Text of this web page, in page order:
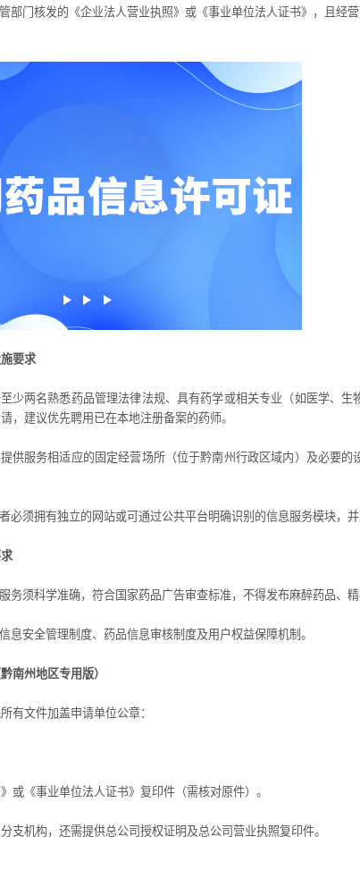
门核发的《企业法人营业执照》或《事业单位法人证书》，且经营
要求
两名熟悉药品管理法律法规、具有药学或相关专业（如医学、生
，建议优先聘用已在本地注册备案的药师。
服务相适应的固定经营场所（位于黔南州行政区域内）及必要的
须拥有独立的网站或可通过公共平台明确识别的信息服务模块，并
须科学准确，符合国家药品广告审查标准，不得发布麻醉药品、精
安全管理制度、药品信息审核制度及用户权益保障机制。
州地区专用版）
文件加盖申请单位公章：
《事业单位法人证书》复印件（需核对原件）。
机构，还需提供总公司授权证明及总公司营业执照复印件。